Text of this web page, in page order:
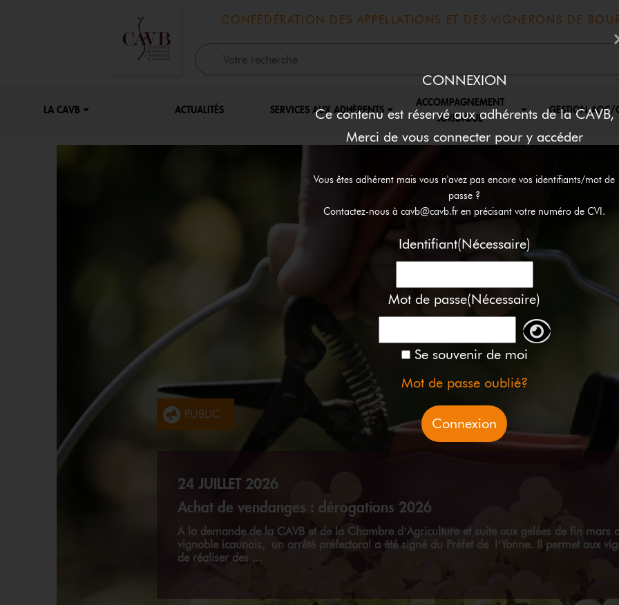
CONFÉDÉRATION DES APPELLATIONS ET DES VIGNERONS DE
CONNEXION
Ce contenu est réservé aux adhérents de la CAVB,
Merci de vous connecter pour y accéder
Vous êtes adhérent mais vous n'avez pas encore vos identifiants/mot de
passe ?
Contactez-nous à cavb@cavb.fr en précisant votre numéro de CVI.
Identifiant(Nécessaire)
Mot de passe(Nécessaire)
Se souvenir de moi
Mot de passe oublié?
LA CAVB ACTUALITÉS SERVICES AUX ADHÉRENTS
ACCOMPAGNEMENT
JURIDIQUE
GESTION AOC/
PUBLIC
Achat de vendanges : dérogations 2026
A la demande de la CAVB et de la Chambre d’Agriculture et suite aux gelées de fin mars
vignoble icaunais, un arrêté préfectoral a été signé du Préfet de l’Yonne. Il permet aux
de réaliser des ...
24 JUILLET 2026
Conditions de production 2026
Le Comité Régional de l’INAO réuni ce 23 juillet a donné un avis favorable aux